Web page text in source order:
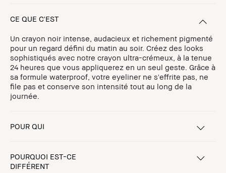
CE QUE C'EST
Un crayon noir intense, audacieux et richement pigmenté
pour un regard défini du matin au soir. Créez des looks
sophistiqués avec notre crayon ultra-crémeux, à la tenue
24 heures que vous appliquerez en un seul geste. Grâce à
sa formule waterproof, votre eyeliner ne s'effrite pas, ne
file pas et conserve son intensité tout au long de la
journée.
POUR QUI
POURQUOI EST-CE
DIFFÉRENT